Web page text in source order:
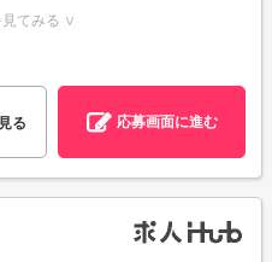
てみる ∨
る 応募画面に進む